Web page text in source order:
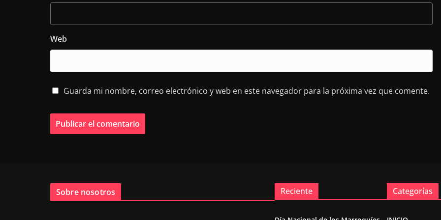
Web
Guarda mi nombre, correo electrónico y web en este navegador para la próxima vez que comente.
Sobre nosotros Reciente Categorías